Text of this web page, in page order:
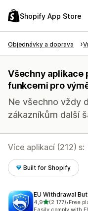
Shopify App Store
Objednávky a doprava
Všechny aplikace
funkcemi pro
Ne všechno vždy
zákazníkům další
Více aplikací (212) s:
Built for Shopify
EU Withdrawal
4,9z 5 hvězd
(2 177)
Celkový počet
•Free
Easily comply with